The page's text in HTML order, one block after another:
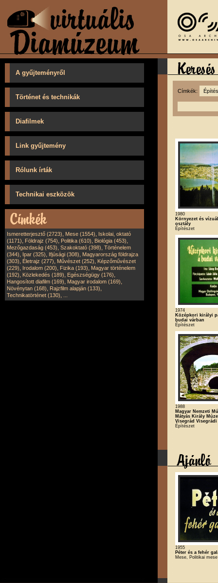
A gyűjteményről
Történet és technikák
Diafilmek
Link gyűjtemény
Rólunk írták
Technikai eszközök
Ismeretterjesztő (2723), Mese (1554), Iskolai, oktató
(1171), Földrajz (754), Politika (610), Biológia (453),
Mezőgazdaság (453), Szakoktató (398), Történelem
(344), Ipar (325), Ifjúsági (308), Magyarország földrajza
(303), Életrajz (277), Művészet (252), Képzőművészet
(229), Irodalom (200), Fizika (193), Magyar történelem
(192), Közlekedés (189), Egészségügy (176),
Hangosított diafilm (169), Magyar irodalom (169),
Növénytan (168), Rajzfilm alapján (133),
Technikatörténet (130),
Címkék:
1980
Környezet és
osztály
Építészet
1974
Középkori királyi
budai várban
Építészet
1988
Magyar Nemzeti
Mátyás Király
Visegrád Visegrádi
Építészet
1955
Péter és a fehér
Mese, Politikai mese